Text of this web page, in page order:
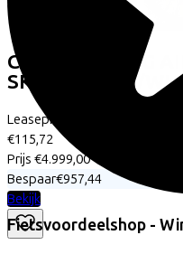
Fietsvoordeelshop -
Cube
LITENING
SKYSCRAPER/
Leaseprijs p/m vanaf
€115,72
Prijs €4.999,00
Bespaar€957,44
Bekijk